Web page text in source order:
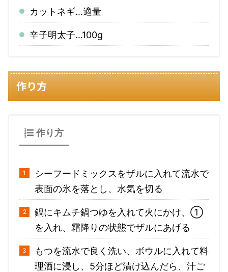
カットネギ…適量
辛子明太子…100g
作り方
作り方
シーフードミックスをザルに入れて流水で
表面の氷を落とし、水気を切る
鍋にキムチ鍋つゆを入れて火にかけ、①
を入れ、霜降りの状態でザルにあげる
もつを流水で良く洗い、ボウルに入れて料
理酒に浸し、5分ほど漬け込んだら、汁ご